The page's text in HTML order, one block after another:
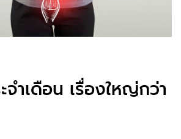
ำเดือน เรื่องใหญ่กว่า